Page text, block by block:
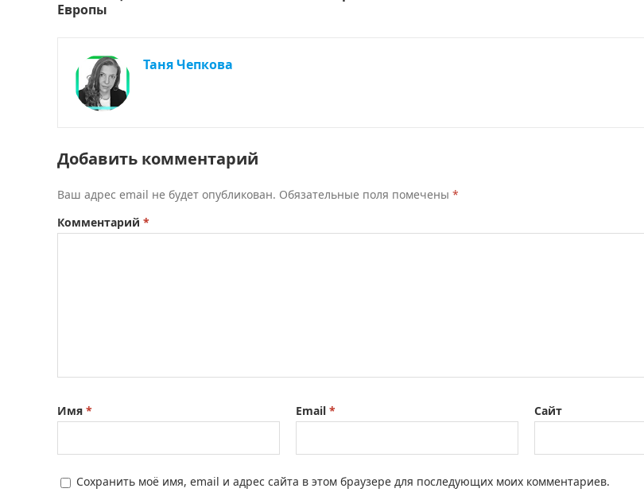
Европы
Таня Чепкова
Добавить комментарий
Ваш адрес email не будет опубликован. Обязательные поля помечены *
Комментарий *
Имя * Email * Сайт
Сохранить моё имя, email и адрес сайта в этом браузере для последующих моих комментариев.